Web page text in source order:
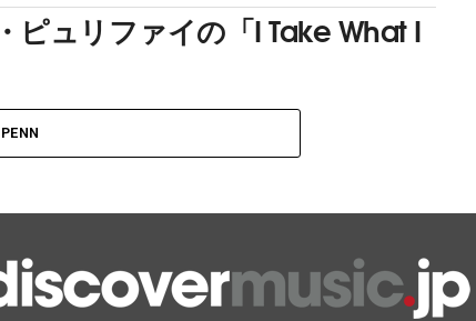
ピュリファイの「I Take What I